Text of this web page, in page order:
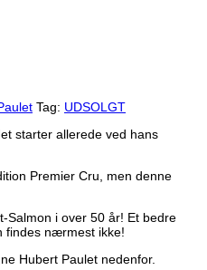
Tag: UDSOLGT
starter allerede ved hans
Premier Cru, men denne
Salmon i over 50 år! Et bedre
findes nærmest ikke!
Hubert Paulet nedenfor.